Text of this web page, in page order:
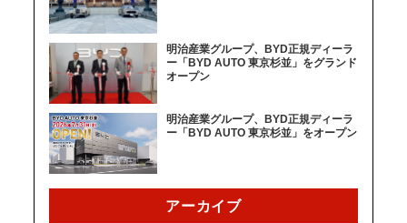
明治産業グループ、BYD正規ディーラ
ー「BYD AUTO 東京杉並」をグランド
オープン
明治産業グループ、BYD正規ディーラ
ー「BYD AUTO 東京杉並」をオープン
アーカイブ